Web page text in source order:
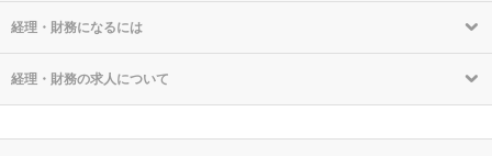
経理・財務になるには
経理・財務の求人について